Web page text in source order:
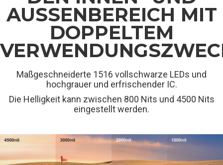
AUSSENBEREICH MIT D
OPPELTEM V
ERWENDUNGSZWECK
Maßgeschneiderte 1516 vollschwarze LEDs und
hochgrauer und erfrischender IC.
Die Helligkeit kann zwischen 800 Nits und 4500 Nits
eingestellt werden.